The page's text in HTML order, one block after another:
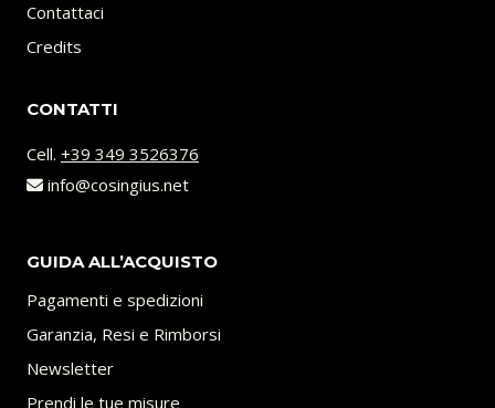
Contattaci
Credits
CONTATTI
Cell. +39 349 3526376
info@cosingius.net
GUIDA ALL’ACQUISTO
Pagamenti e spedizioni
Garanzia, Resi e Rimborsi
Newsletter
Prendi le tue misure